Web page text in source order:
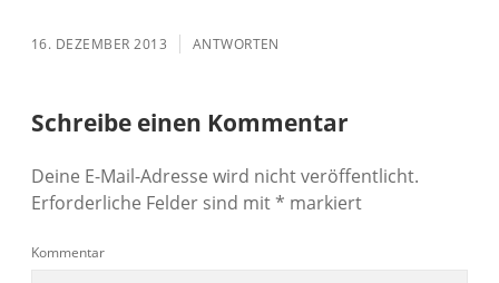
16. DEZEMBER 2013 ANTWORTEN
Schreibe einen Kommentar
Deine E-Mail-Adresse wird nicht veröffentlicht.
Erforderliche Felder sind mit* markiert
Kommentar